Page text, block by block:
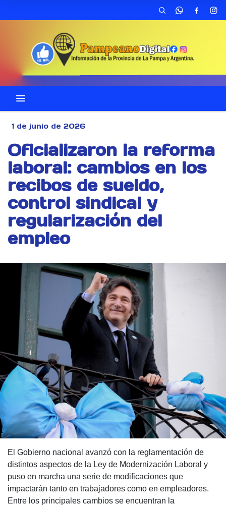
1 de junio de 2026
Oficializaron la reforma
laboral: cambios en los
recibos de sueldo,
control sindical y
regularización del
empleo
El Gobierno nacional avanzó con la reglamentación de
distintos aspectos de la Ley de Modernización Laboral y
puso en marcha una serie de modificaciones que
impactarán tanto en trabajadores como en empleadores.
Entre los principales cambios se encuentran la